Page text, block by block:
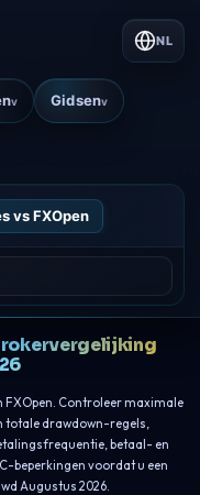
v Gidsenv
NL
vs FXOpen
FXOpen. Controleer maximale
drawdown-regels,
betaal- en
beperkingen voordat u een
Augustus 2026.